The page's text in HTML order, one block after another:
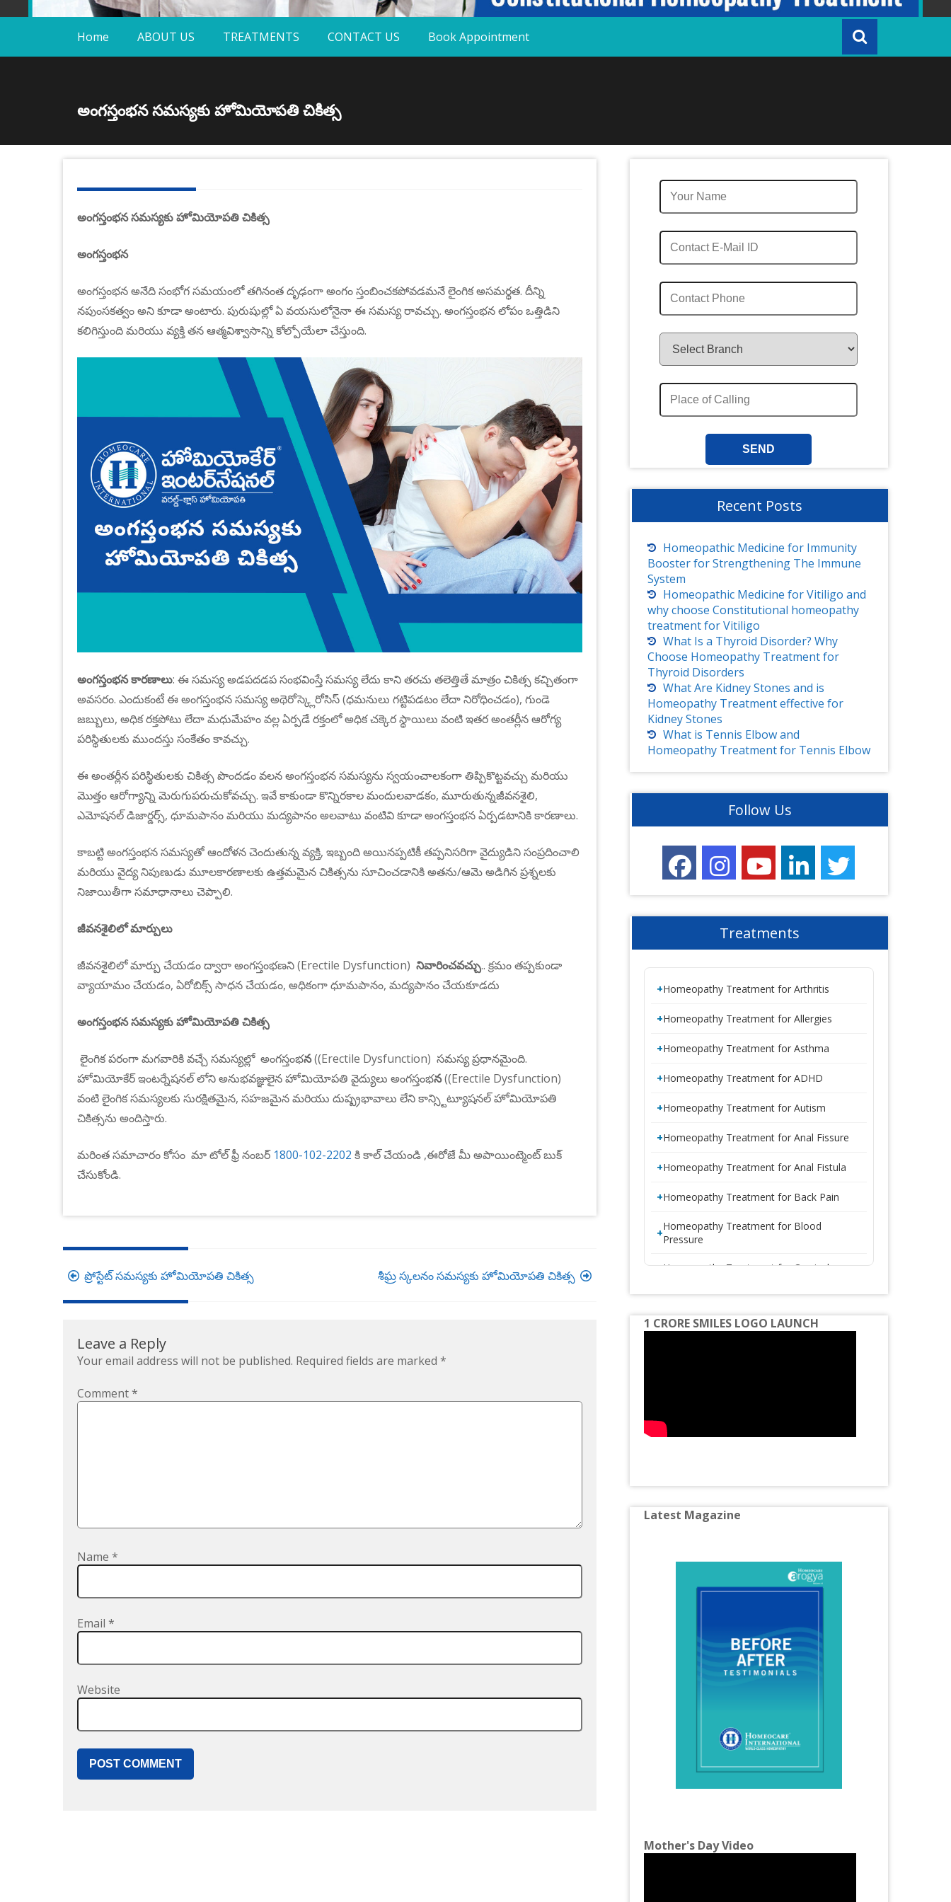
Home ABOUT US TREATMENTS CONTACT US Book Appointment
అంగస్తంభన సమస్యకు హోమియోపతి చికిత్స
అంగస్తంభన సమస్యకు హోమియోపతి చికిత్స
అంగస్తంభన
అంగస్తంభన అనేది సంభోగ సమయంలో తగినంత దృఢంగా అంగం స్తంబించకపోవడమనే లైంగిక అసమర్థత. దీన్ని
నపుంసకత్వం అని కూడా అంటారు. పురుషుల్లో ఏ వయసులోనైనా ఈ సమస్య రావచ్చు. అంగస్తంభన లోపం ఒత్తిడిని
కలిగిస్తుంది మరియు వ్యక్తి తన ఆత్మవిశ్వాసాన్ని కోల్పోయేలా చేస్తుంది.
అంగస్తంభన కారణాలు: ఈ సమస్య అడపదడప సంభవింస్తే సమస్య లేదు కాని తరచు తలెత్తితే మాత్రం చికిత్స కచ్చితంగా
అవసరం. ఎందుకంటే ఈ అంగస్తంభన సమస్య అథెరోస్క్లెరోసిస్ (ధమనులు గట్టిపడటం లేదా నిరోధించడం), గుండె
జబ్బులు, అధిక రక్తపోటు లేదా మధుమేహం వల్ల ఏర్పడే రక్తంలో అధిక చక్కెర స్థాయిలు వంటి ఇతర అంతర్లీన ఆరోగ్య
పరిస్థితులకు ముందస్తు సంకేతం కావచ్చు.
ఈ అంతర్లీన పరిస్థితులకు చికిత్స పొందడం వలన అంగస్తంభన సమస్యను స్వయంచాలకంగా తిప్పికొట్టవచ్చు మరియు
మొత్తం ఆరోగ్యాన్ని మెరుగుపరుచుకోవచ్చు. ఇవే కాకుండా కొన్నిరకాల మందులవాడకం, మూరుతున్నజీవనశైలి,
ఎమోషనల్ డిజార్డర్స్, ధూమపానం మరియు మద్యపానం అలవాటు వంటివి కూడా అంగస్తంభన ఏర్పడటానికి కారణాలు.
కాబట్టి అంగస్తంభన సమస్యతో ఆందోళన చెందుతున్న వ్యక్తి, ఇబ్బంది అయినప్పటికీ తప్పనిసరిగా వైద్యుడిని సంప్రదించాలి
మరియు వైద్య నిపుణుడు మూలకారణాలకు ఉత్తమమైన చికిత్సను సూచించడానికి అతను/ఆమె అడిగిన ప్రశ్నలకు
నిజాయితీగా సమాధానాలు చెప్పాలి.
జీవనశైలిలోమార్పులు
జీవనశైలిలోమార్పుచేయడంద్వారాఅంగస్తంభణని(Erectile Dysfunction) నివారించవచ్చు.. క్రమంతప్పకుండా
వ్యాయామంచేయడం, ఏరోబిక్స్సాధనచేయడం, అధికంగాధూమపానం, మద్యపానంచేయకూడదు
అంగస్తంభన సమస్యకు హోమియోపతి చికిత్స
లైంగిక పరంగా మగవారికి వచ్చే సమస్యల్లో అంగస్తంభన((Erectile Dysfunction) సమస్య ప్రధానమైంది.
హోమియోకేర్ ఇంటర్నేషనల్ లోని అనుభవజ్ఞులైన హోమియోపతి వైద్యులు అంగస్తంభన((Erectile Dysfunction)
వంటి లైంగిక సమస్యలకు సురక్షితమైన, సహజమైన మరియు దుష్ప్రభావాలు లేని కాన్స్టిట్యూషనల్ హోమియోపతి
చికిత్సను అందిస్తారు.
మరింత సమాచారం కోసం మా టోల్ ఫ్రీ నంబర్ 1800-102-2202 కి కాల్ చేయండి ,ఈరోజే మీ అపాయింట్మెంట్ బుక్
చేసుకోండి.
Postప్రోస్టేట్ సమస్యకు హోమియోపతి చికిత్స శీఘ్ర స్కలనం సమస్యకు హోమియోపతి చికిత్స
Leave a Reply
Your email address will not be published. Required fields are marked *
Comment*
Name *
Email *
Website
Quick Enquiry
Recent Posts
Homeopathic Medicine for Immunity
Booster for Strengthening The Immune
System
Homeopathic Medicine for Vitiligo and
why choose Constitutional homeopathy
treatment for Vitiligo
What Is a Thyroid Disorder? Why
Choose Homeopathy Treatment for
Thyroid Disorders
What Are Kidney Stones and is
Homeopathy Treatment effective for
Kidney Stones
What is Tennis Elbow and
Homeopathy Treatment for Tennis Elbow
Follow Us
Treatments
Homeopathy Treatment for Arthritis
Homeopathy Treatment for Allergies
Homeopathy Treatment for Asthma
Homeopathy Treatment for ADHD
Homeopathy Treatment for Autism
Homeopathy Treatment for Anal Fissure
Homeopathy Treatment for Anal Fistula
Homeopathy Treatment for Back Pain
Homeopathy Treatment for Blood
Pressure
Homeopathy Treatment for Cervical
Homeopathy Treatment for Gastric
Problems
Stone
Homeopathy Treatment for Hormone
Imbalance
Homeopathy Treatment for Infertility
Homeopathy Treatment for Irregular
Periods
Homeopathy Treatment for Joint Pains
Homeopathy Treatment for Kidney Stones
Spondylosis
Homeopathy Treatment for PCOS
1 CRORE SMILES LOGO LAUNCH
Latest Magazine
Mother's Day Video